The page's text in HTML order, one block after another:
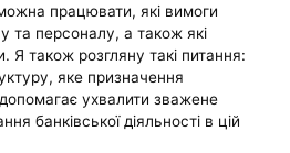
працювати, які вимоги
та персоналу, а також які
Я також розгляну такі питання:
яке призначення
ухвалити зважене
банківської діяльності в цій